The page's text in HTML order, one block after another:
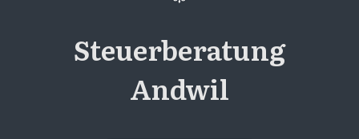
Steuerberatung
Andwil